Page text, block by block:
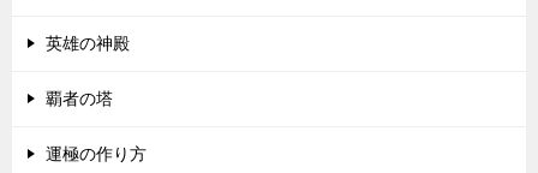
英雄の神殿
覇者の塔
運極の作り方